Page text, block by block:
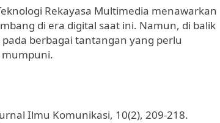
Rekayasa Multimedia menawarkan
di era digital saat ini. Namun, di balik
berbagai tantangan yang perlu
Ilmu Komunikasi, 10(2), 209-218.